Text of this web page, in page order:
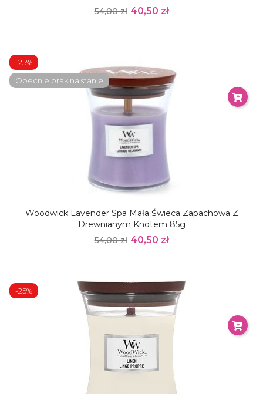
54,00 zł 40,50 zł
Woodwick Lavender Spa Mała Świeca Zapachowa Z
Drewnianym Knotem 85g
54,00 zł 40,50 zł
-25%
Obecnie brak na stanie
-25%